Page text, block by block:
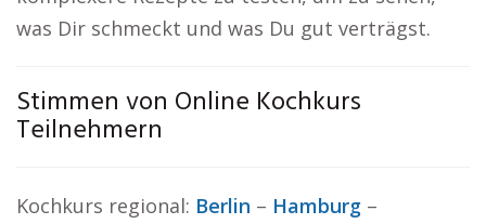
was Dir schmeckt und was Du gut verträgst.
Stimmen von Online Kochkurs
Teilnehmern
Kochkurs regional: Berlin – Hamburg –